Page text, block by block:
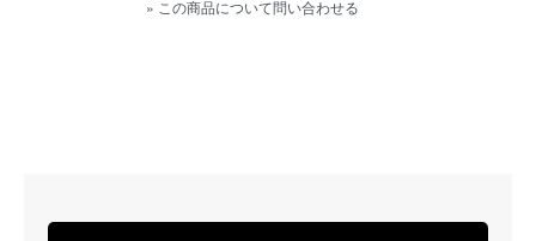
» この商品について問い合わせる